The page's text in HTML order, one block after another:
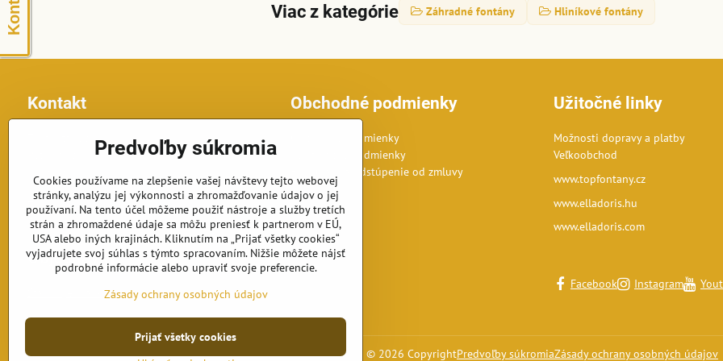
Viac z kategórie Záhradné fontány Hliníkové fontány
Kontakt
925 63 Dolná Streda
Telefón: +421 902 191 834
E-mail: fontany@petomar.sk
Objednávky
Stav objednávky
Obchodné podmienky
Obchodné podmienky
Reklamačné podmienky
Formulár na odstúpenie od zmluvy
Užitočné linky
Možnosti dopravy a platby
Veľkoobchod
www.topfontany.cz
www.elladoris.hu
www.elladoris.com
Facebook Instagram
© 2026 CopyrightPredvoľby súkromiaZásady ochrany osobných údajov
Predvoľby súkromia
Cookies používame na zlepšenie vašej návštevy tejto webovej
stránky, analýzu jej výkonnosti a zhromažďovanie údajov o jej
používaní. Na tento účel môžeme použiť nástroje a služby tretích
strán a zhromaždené údaje sa môžu preniesť k partnerom v EÚ,
USA alebo iných krajinách. Kliknutím na „Prijať všetky cookies“
vyjadrujete svoj súhlas s týmto spracovaním. Nižšie môžete nájsť
podrobné informácie alebo upraviť svoje preferencie.
Zásady ochrany osobných údajov
Prijať všetky cookies